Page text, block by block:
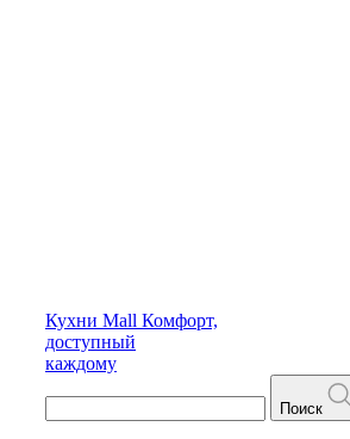
Кухни Mall Комфорт,
доступный
каждому
Поиск